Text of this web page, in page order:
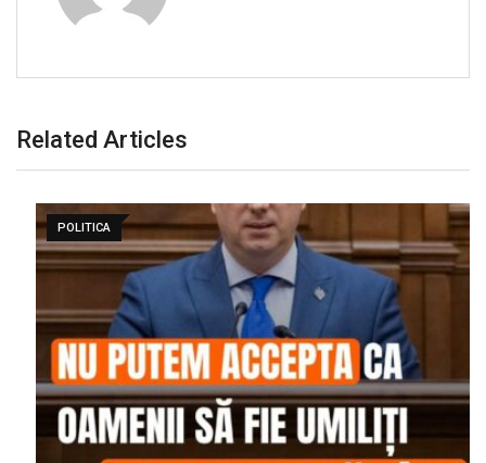
Related Articles
POLITICA